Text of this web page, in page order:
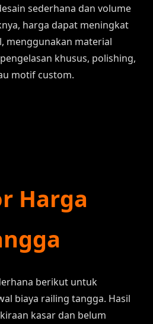
sederhana dan volume
harga dapat meningkat
menggunakan material
khusus, polishing,
motif custom.
Harga
berikut untuk
biaya railing tangga. Hasil
kasar dan belum